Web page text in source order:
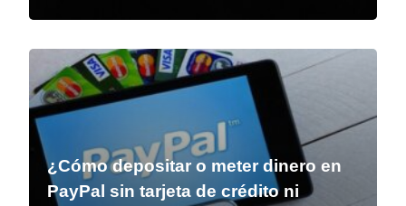
¿Cómo depositar o meter dinero en
PayPal sin tarjeta de crédito ni